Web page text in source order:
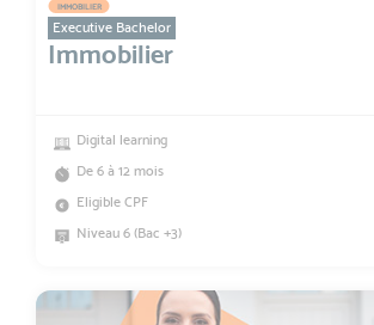
IMMOBILIER
Executive Bachelor
Immobilier
Digital learning
De 6 à 12 mois
Eligible CPF
Niveau 6 (Bac +3)